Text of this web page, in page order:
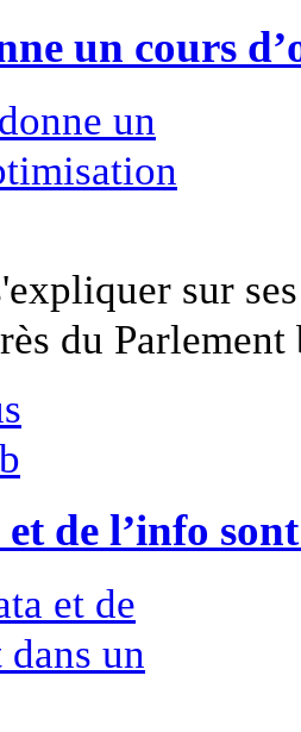
un cours
sur
du
de l’info